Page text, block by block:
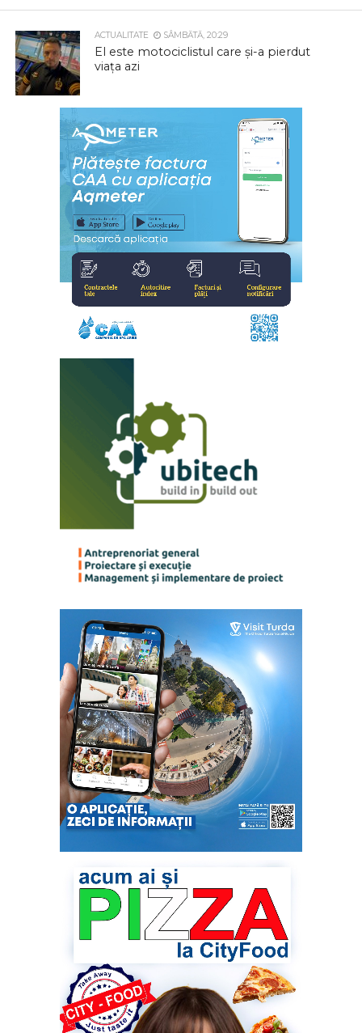
ACTUALITATE SÂMBĂTĂ, 20:29
El este motociclistul care și-a pierdut
viața azi